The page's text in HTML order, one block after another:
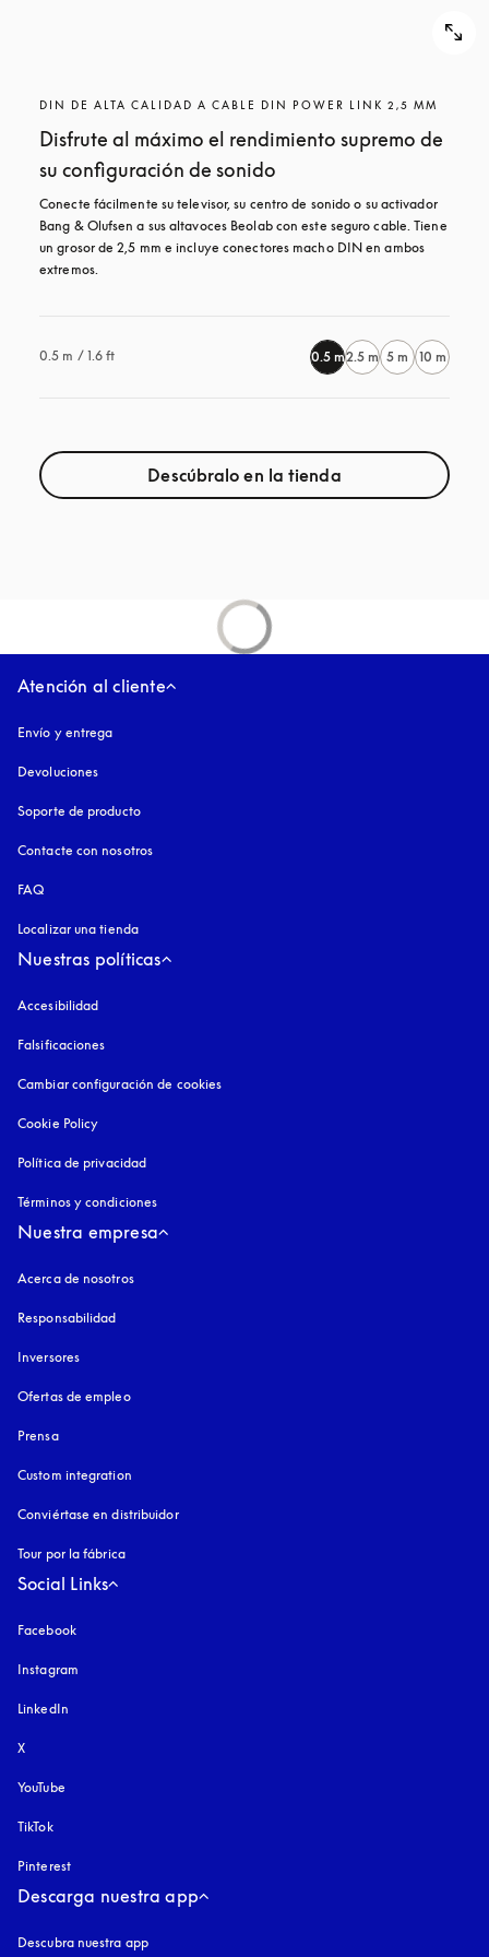
DIN DE ALTA CALIDAD A CABLE DIN POWER LINK 2,5 MM
Disfrute al máximo el rendimiento supremo de
su configuración de sonido
Conecte fácilmente su televisor, su centro de sonido o su activador
Bang & Olufsen a sus altavoces Beolab con este seguro cable. Tiene
un grosor de 2,5 mm e incluye conectores macho DIN en ambos
extremos.
0.5 m / 1.6 ft 0.5 m2.5 m 5 m 10 m
Descúbralo en la tienda
Atención al cliente
Envío y entrega
Devoluciones
Soporte de producto
Contacte con nosotros
FAQ
Localizar una tienda
Nuestras políticas
Accesibilidad
Falsificaciones
Cambiar configuración de cookies
Cookie Policy
Política de privacidad
Términos y condiciones
Nuestra empresa
Acerca de nosotros
Responsabilidad
Inversores
Ofertas de empleo
Prensa
Custom integration
Conviértase en distribuidor
Tour por la fábrica
Social Links
Facebook
Instagram
LinkedIn
X
YouTube
TikTok
Pinterest
Descarga nuestra app
Descubra nuestra app